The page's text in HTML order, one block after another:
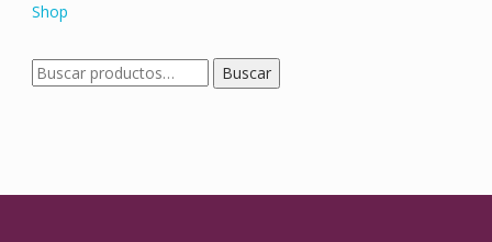
Shop
Buscar
por:
Buscar